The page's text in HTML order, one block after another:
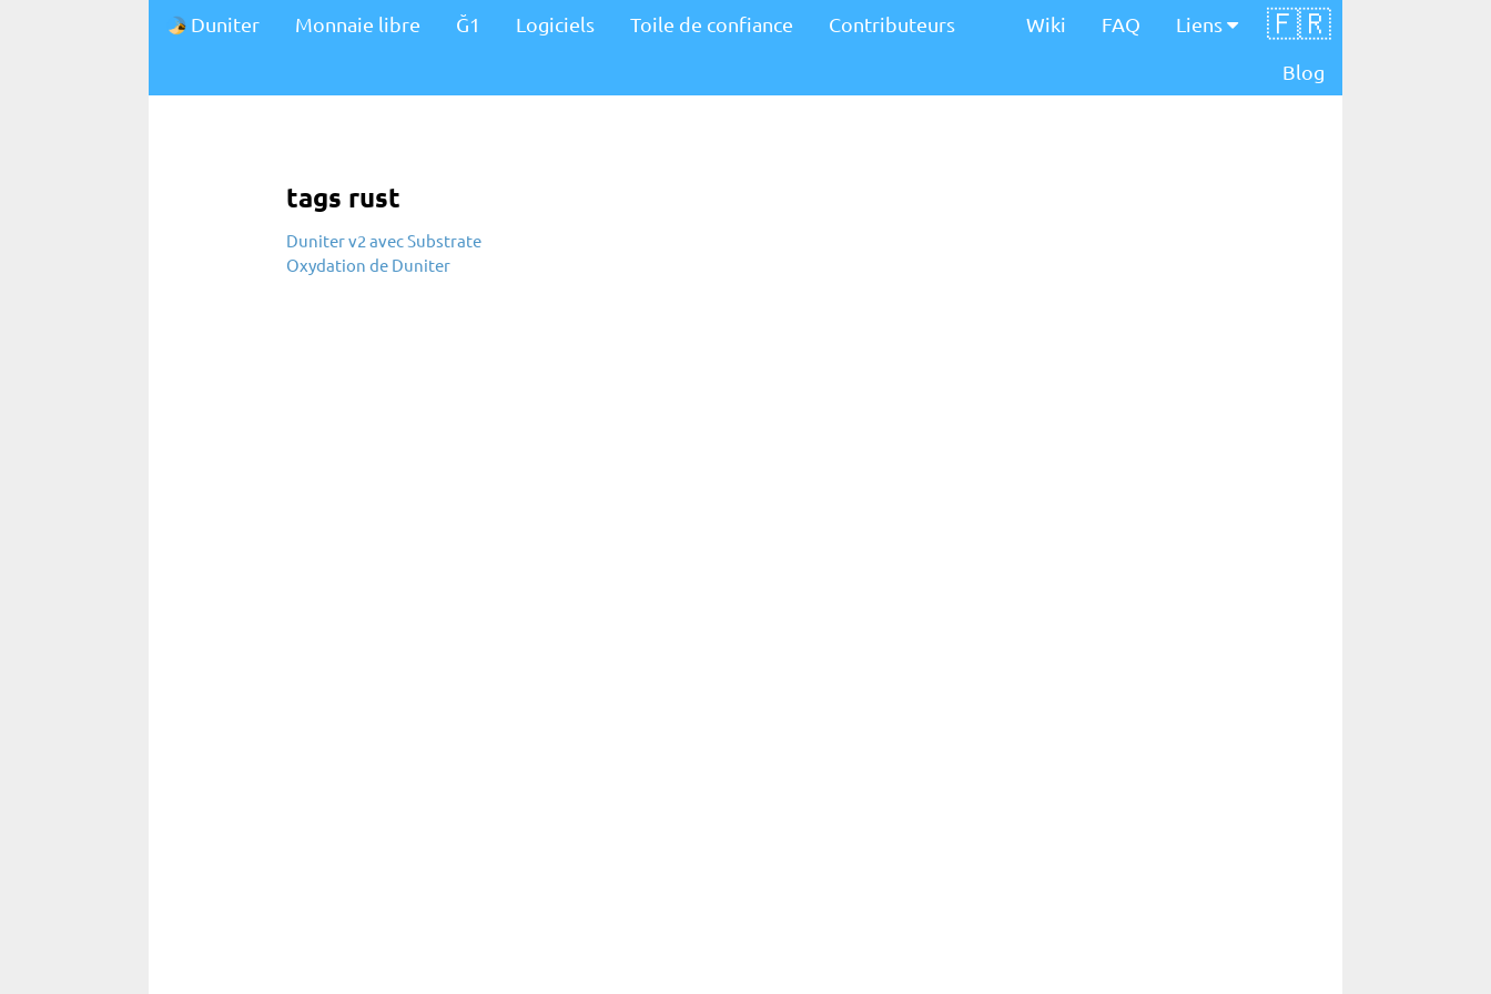
Duniter 🇫🇷
Liens
Monnaie libre Ğ1 Logiciels Toile de confiance Contributeurs FAQ
Wiki
Blog
tags rust
Duniter v2 avec Substrate
Oxydation de Duniter